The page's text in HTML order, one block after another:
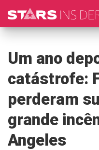
Um ano
catástrofe:
perderam
grande
Angeles